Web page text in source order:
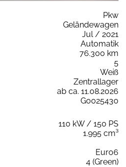
Pkw
Geländewagen
Jul / 2021
Automatik
76.300 km
5
Weiß
Zentrallager
ab ca. 11.08.2026
G0025430
110 kW / 150 PS
1.995 cm³
Euro6
4 (Green)